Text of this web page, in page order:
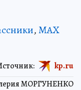
,MAX
МОРГУНЕНКО
kp.ru